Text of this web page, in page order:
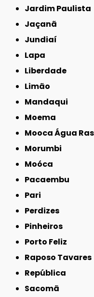
Jardim Paulista
Jaçanã
Jundiaí
Lapa
Liberdade
Limão
Mandaqui
Moema
Mooca Água
Morumbi
Moóca
Pacaembu
Pari
Perdizes
Pinheiros
Porto Feliz
Raposo Tavares
República
Sacomã